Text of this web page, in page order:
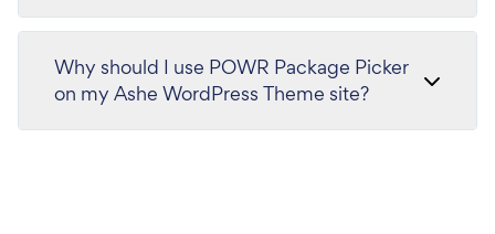
Why should I use POWR Package Picker
on my Ashe WordPress Theme site?